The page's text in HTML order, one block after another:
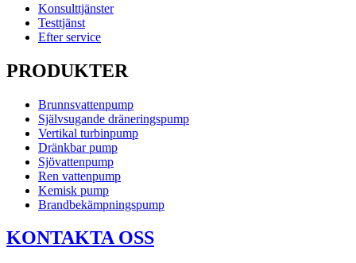
Konsulttjänster
Testtjänst
Efter service
PRODUKTER
Brunnsvattenpump
Självsugande dräneringspump
Vertikal turbinpump
Dränkbar pump
Sjövattenpump
Ren vattenpump
Kemisk pump
Brandbekämpningspump
KONTAKTA OSS